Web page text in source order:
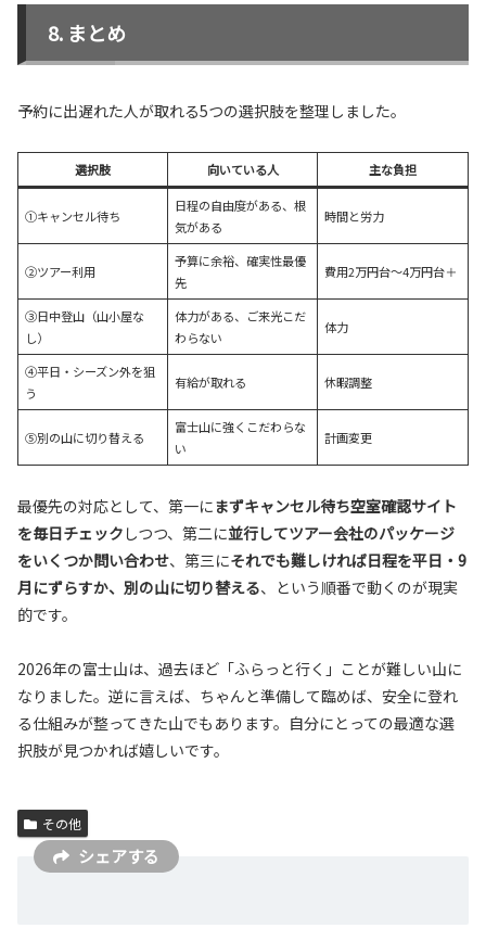
まとめ
予約に出遅れた人が取れる5つの選択肢を整理しました。
選択肢 向いている人 主な負担
①キャンセル待ち
日程の自由度がある、根
気がある
時間と労力
②ツアー利用
予算に余裕、確実性最優
先
費用2万円台〜4万円台＋
③日中登山（山小屋な
し）
体力がある、ご来光こだ
わらない
体力
④平日・シーズン外を狙
う
有給が取れる 休暇調整
⑤別の山に切り替える
富士山に強くこだわらな
い
計画変更
最優先の対応として、第一にまずキャンセル待ち空室確認サイト
を毎日チェック しつつ、第二に並行してツアー会社のパッケージ
をいくつか問い合わせ、第三にそれでも難しければ日程を平日・9
月にずらすか、別の山に切り替える、という順番で動くのが現実
的です。
2026年の富士山は、過去ほど「ふらっと行く」ことが難しい山に
なりました。逆に言えば、ちゃんと準備して臨めば、安全に登れ
る仕組みが整ってきた山でもあります。自分にとっての最適な選
択肢が見つかれば嬉しいです。
その他
シェアする